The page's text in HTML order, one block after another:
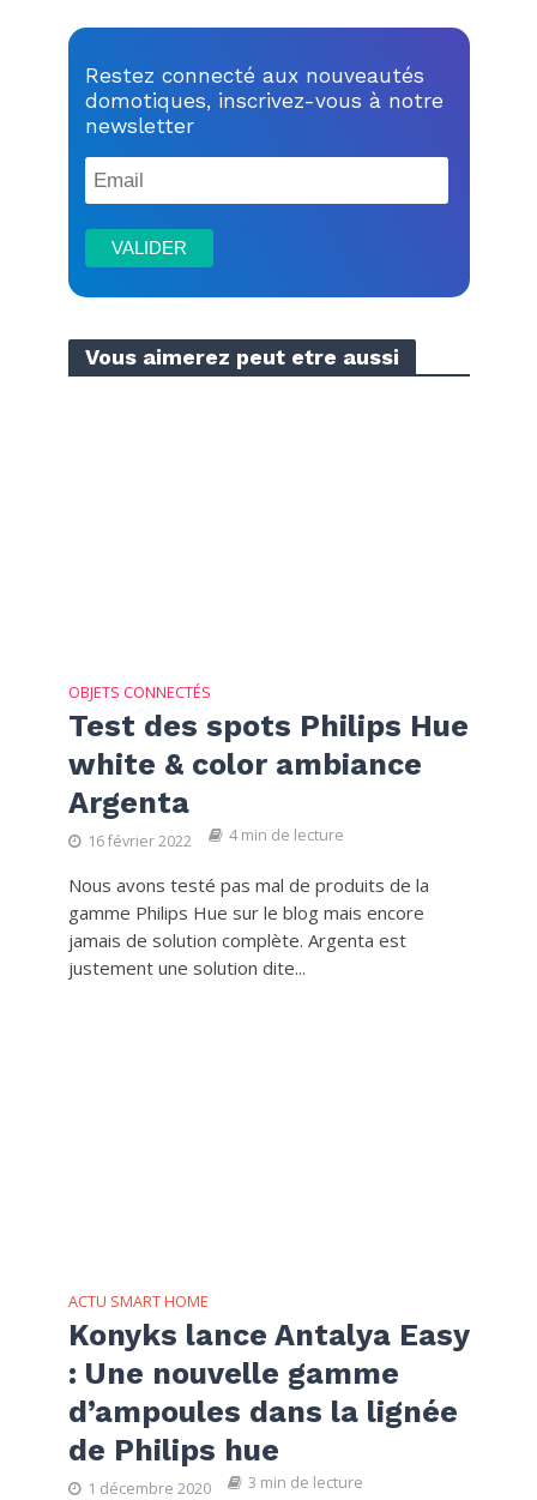
Restez connecté aux nouveautés
domotiques, inscrivez-vous à notre
newsletter
Vous aimerez peut etre aussi
OBJETS CONNECTÉS
Test des spots Philips Hue
white & color ambiance
Argenta
16 février 2022 4 min de lecture
Nous avons testé pas mal de produits de la
gamme Philips Hue sur le blog mais encore
jamais de solution complète. Argenta est
justement une solution dite...
ACTU SMART HOME
Konyks lance Antalya Easy
: Une nouvelle gamme
d’ampoules dans la lignée
de Philips hue
1 décembre 2020 3 min de lecture